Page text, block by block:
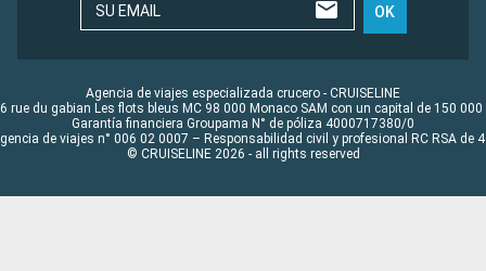
SU EMAIL OK
Agencia de viajes especializada crucero - CRUISELINE
rue du gabian Les flots bleus MC 98 000 Monaco SAM con un capital de 150 000
Garantía financiera Groupama N° de póliza 4000717380/0
de viajes n° 006 02 0007 – Responsabilidad civil y profesional RC RSA de
© CRUISELINE 2026 - all rights reserved